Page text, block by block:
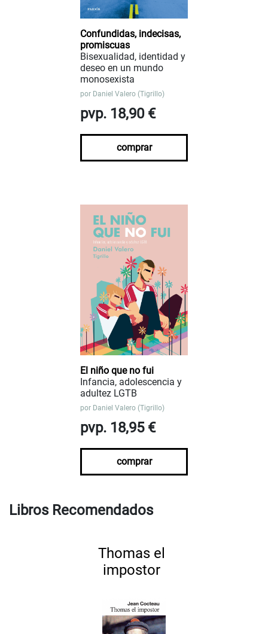
Confundidas, indecisas,
promiscuas
Bisexualidad, identidad y
deseo en un mundo
monosexista
por Daniel Valero (Tigrillo)
pvp. 18,90 €
comprar
El niño que no fui
Infancia, adolescencia y
adultez LGTB
por Daniel Valero (Tigrillo)
pvp. 18,95 €
comprar
Libros Recomendados
Thomas el
impostor